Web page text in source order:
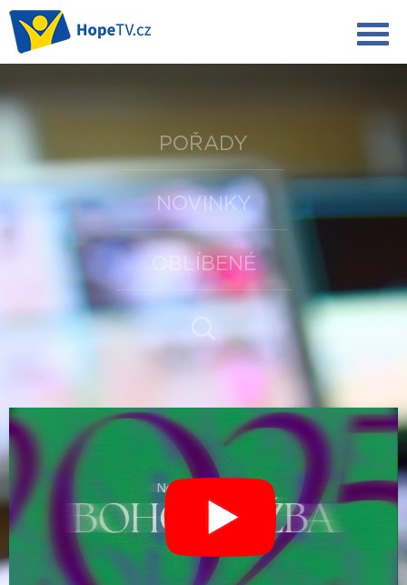
POŘADY
NOVINKY
OBLÍBENÉ